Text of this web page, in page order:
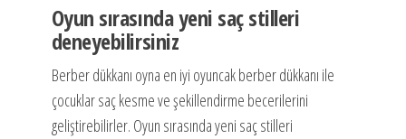
Oyun sırasında yeni saç stilleri
deneyebilirsiniz
Berber dükkanı oyna en iyi oyuncak berber dükkanı ile
çocuklar saç kesme ve şekillendirme becerilerini
geliştirebilirler. Oyun sırasında yeni saç stilleri